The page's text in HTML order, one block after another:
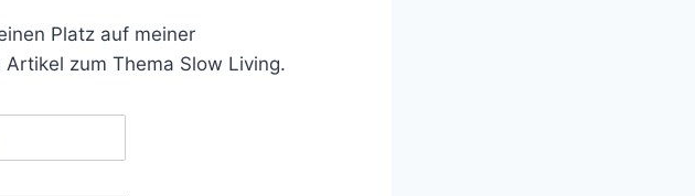
Platz auf meiner
zum Thema Slow Living.